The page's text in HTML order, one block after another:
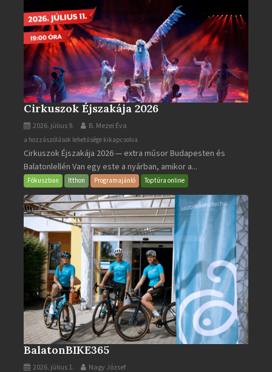
Cirkuszok Éjszakája 2026
2026. július 9. B. Mezei Éva
Cirkuszok
Éjszakája
2026
bejegyzéshez
a hozzászólások lehetősége kikapcsolva
Cirkuszok Éjszakája 2026 — extra műsor Budapesten és
Balatonlellén Van egy este a nyárban, amikor a...
Fókuszban Itthon Programajánló Toptúra online
BalatonBIKE365
2026. július 1. Nagy József